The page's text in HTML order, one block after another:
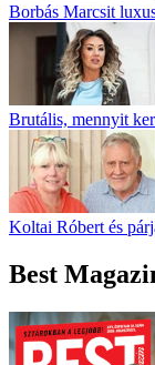
Borbás Marcsit
Brutális, mennyit
Koltai Róbert és
Best